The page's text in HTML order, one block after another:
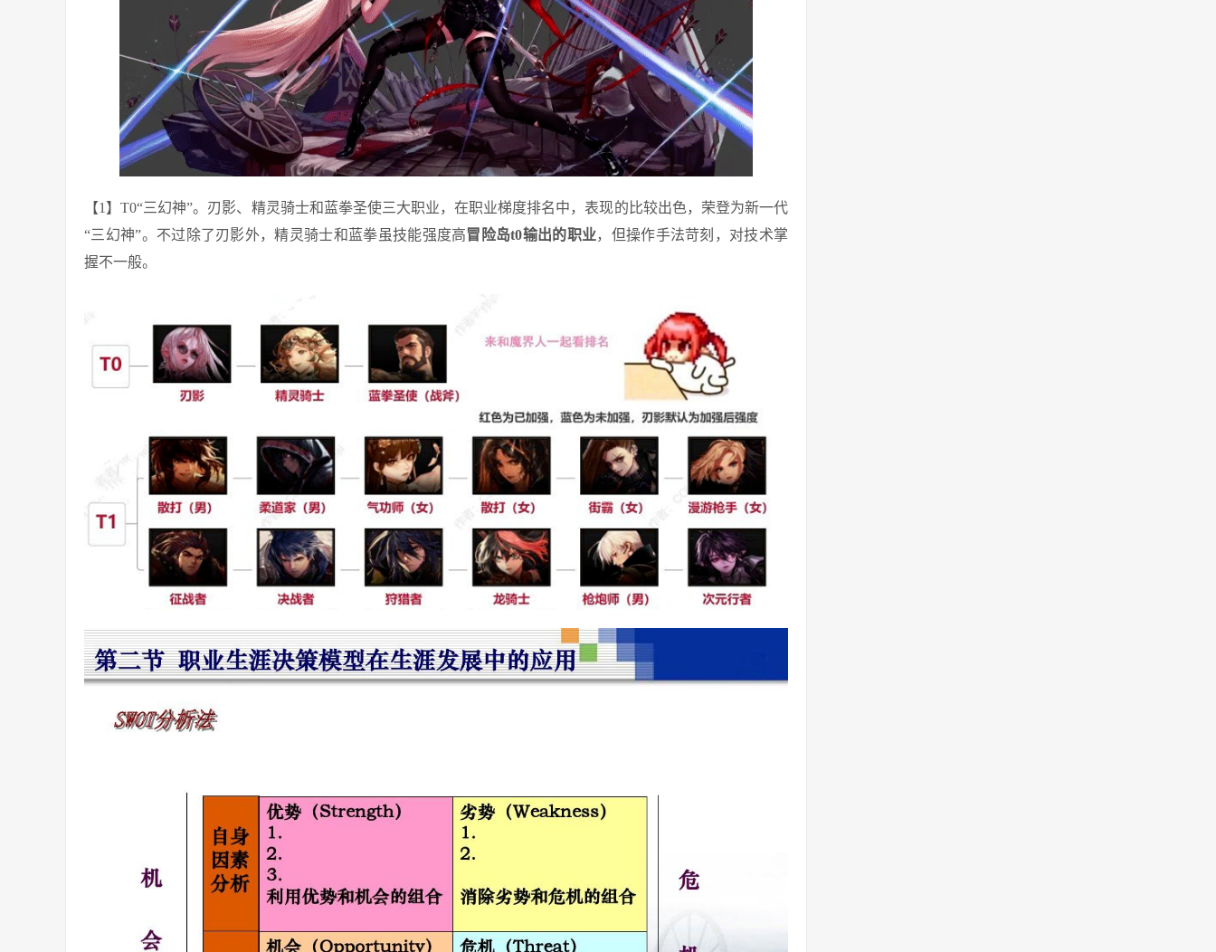
【1】T0“三幻神”。刃影、精灵骑士和蓝拳圣使三大职业，在职业梯度排名中，表现的比较出色，荣登为新一代
“三幻神”。不过除了刃影外，精灵骑士和蓝拳虽技能强度高冒险岛t0输出的职业，但操作手法苛刻，对技术掌
握不一般。